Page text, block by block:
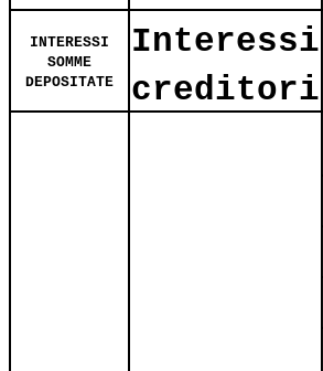
INTERESSI
SOMME
DEPOSITATE
Interessi
creditori